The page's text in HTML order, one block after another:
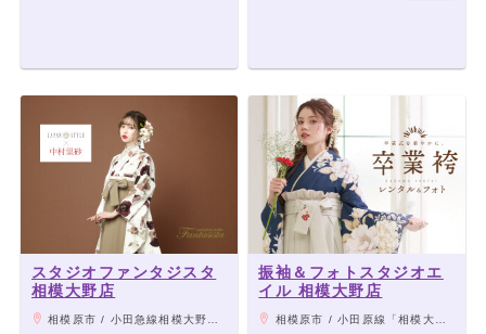
スタジオファンタジスタ
相模大野店
相模原市 / 小田急線相模大野駅北口改札から徒歩7分
振袖＆フォトスタジオエ
イル 相模大野店
相模原市 / 小田原線「相模大野」駅北口を出てサンデッキ直結 徒歩3分